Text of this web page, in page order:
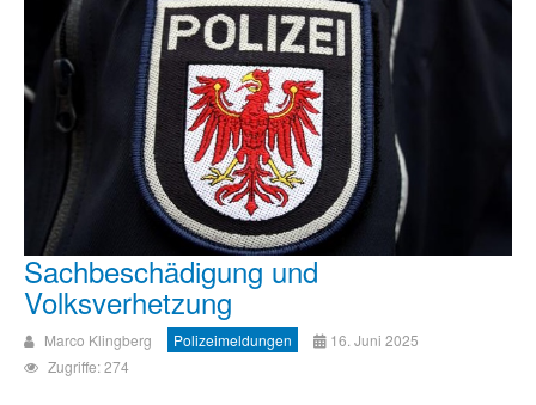
Sachbeschädigung und
Volksverhetzung
Marco Klingberg Polizeimeldungen
16. Juni 2025
Zugriffe: 274